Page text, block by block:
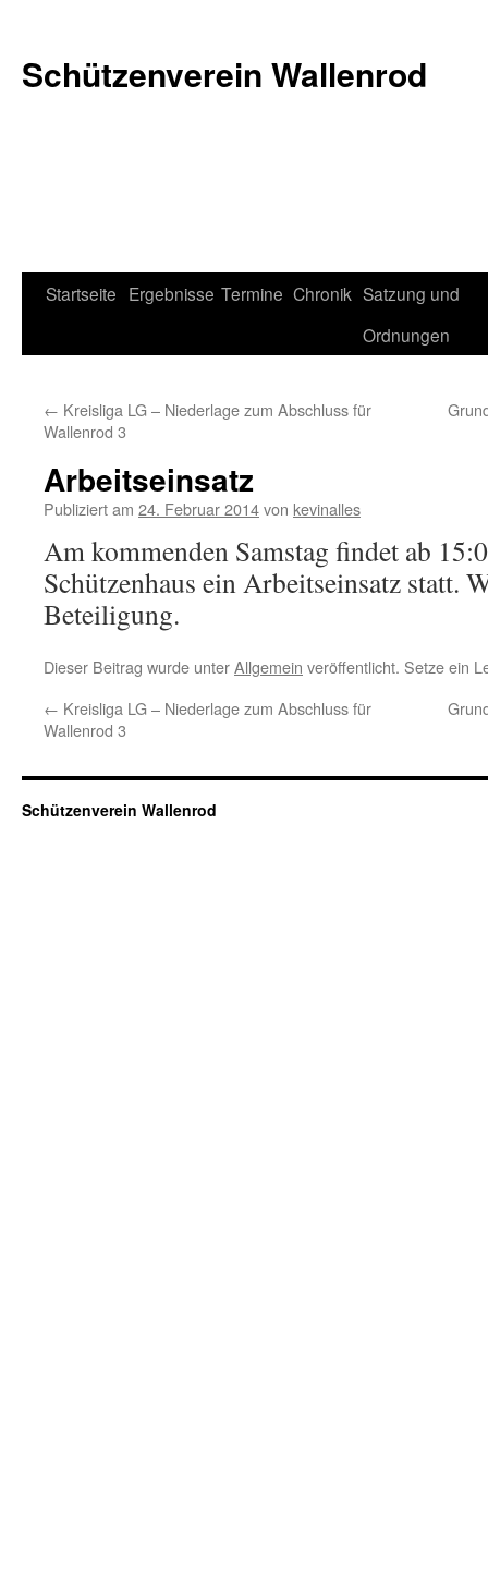
Schützenverein Wallenrod
Zum
Startseite Ergebnisse Termine Chronik Satzung und
Ordnungen
← Kreisliga LG – Niederlage zum Abschluss für
Wallenrod 3
Arbeitseinsatz
Publiziert am 24. Februar 2014von kevinalles
Am kommenden Samstag findet ab
Schützenhaus ein Arbeitseinsatz statt.
Beteiligung.
Dieser Beitrag wurde unterAllgemein veröffentlicht. Setze ein
← Kreisliga LG – Niederlage zum Abschluss für
Wallenrod 3
Schützenverein Wallenrod